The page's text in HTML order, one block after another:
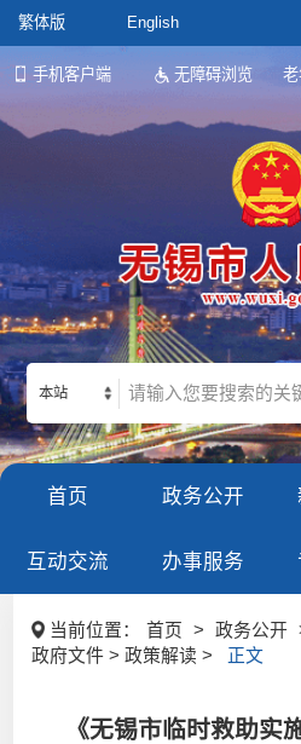
繁体版 English
手机客户端 无障碍浏览
本站
首页 政务公开
互动交流 办事服务
当前位置： 首页 > 政务公开
政府文件 > 政策解读 >
正文
《无锡市临时救助实